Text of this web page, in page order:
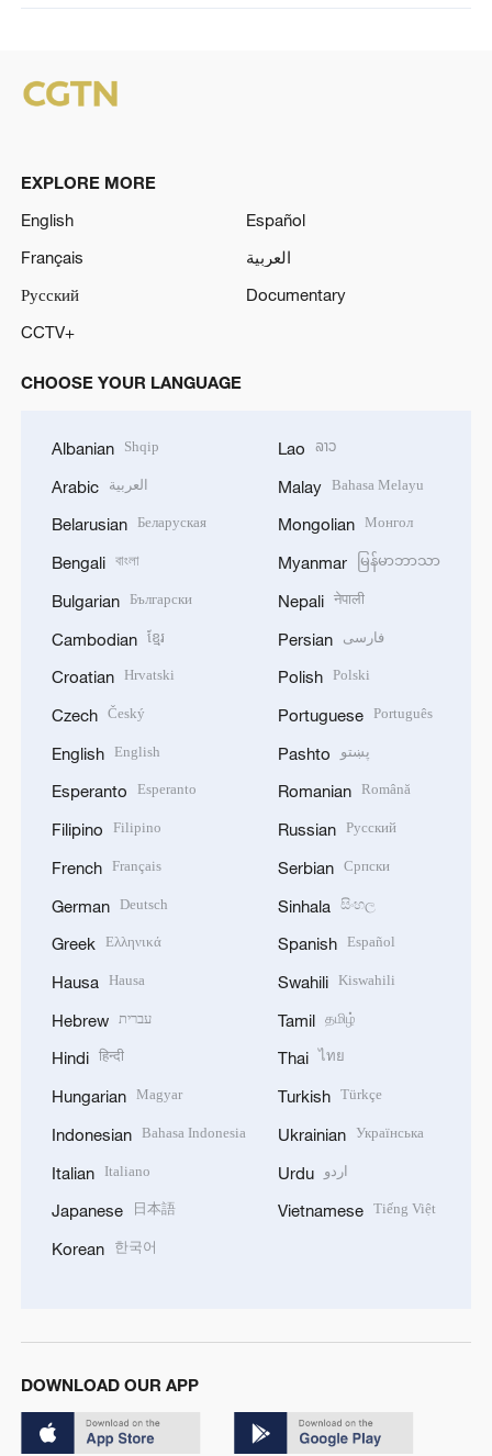
EXPLORE MORE
English
Español
Français
العربية
Русский
Documentary
CCTV+
CHOOSE YOUR LANGUAGE
Albanian Shqip
Arabic العربية
Belarusian Беларуская
Bengali বাংলা
Bulgarian Български
Cambodian ខ្មែរ
Croatian Hrvatski
Czech Český
English English
Esperanto Esperanto
Filipino Filipino
French Français
German Deutsch
Greek Ελληνικά
Hausa Hausa
Hebrew עברית
Hindi हिन्दी
Hungarian Magyar
Indonesian Bahasa Indonesia
Italian Italiano
Japanese 日本語
Korean 한국어
Lao ລາວ
Malay Bahasa Melayu
Mongolian Монгол
Myanmar မြန်မာဘာသာ
Nepali नेपाली
Persian فارسی
Polish Polski
Portuguese Português
Pashto پښتو
Romanian Română
Russian Русский
Serbian Српски
Sinhala සිංහල
Spanish Español
Swahili Kiswahili
Tamil தமிழ்
Thai ไทย
Turkish Türkçe
Ukrainian Українська
Urdu اردو
Vietnamese Tiếng Việt
DOWNLOAD OUR APP